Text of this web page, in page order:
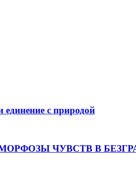
единение с природой
ЧУВСТВ В